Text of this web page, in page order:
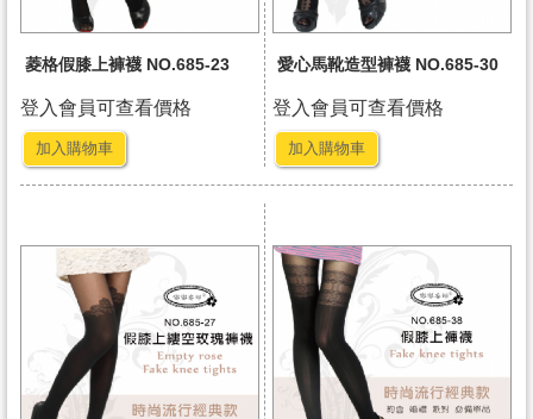
菱格假膝上褲襪 NO.685-23
登入會員可查看價格
加入購物車
愛心馬靴造型褲襪 NO.685-30
登入會員可查看價格
加入購物車